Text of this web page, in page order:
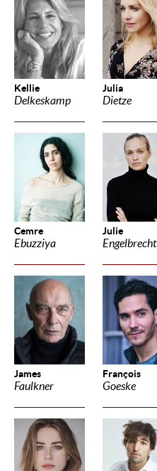
Kellie
Delkeskamp
Julia
Dietze
Cemre
Ebuzziya
Julie
Engelbrecht
James
Faulkner
François
Goeske